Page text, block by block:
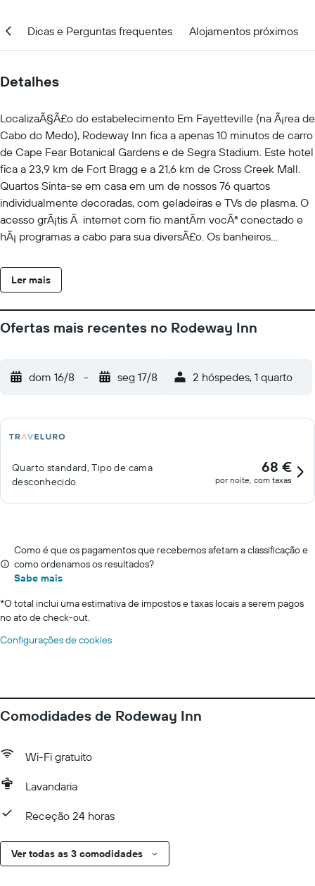
Dicas e Perguntas frequentes Alojamentos próximos
Detalhes
LocalizaÃ§Ã£o do estabelecimento Em Fayetteville (na Ã¡rea de
Cabo do Medo), Rodeway Inn fica a apenas 10 minutos de carro
de Cape Fear Botanical Gardens e de Segra Stadium. Este hotel
fica a 23,9 km de Fort Bragg e a 21,6 km de Cross Creek Mall.
Quartos Sinta-se em casa em um de nossos 76 quartos
individualmente decoradas, com geladeiras e TVs de plasma. O
acesso grÃ¡tis Ã internet com fio mantÃm vocÃª conectado e
hÃ¡ programas a cabo para sua diversÃ£o. Os banheiros
cortesia. As comodidades incluem ferros/tÃ¡buas de passar
roupa e serviÃ§o de massagem nos quartos, alÃm de telefones
oportunidades de recreaÃ§Ã£o, como uma piscina externa de
temporada, ou desfrute de outras comodidades, incluindo Wi-Fi
cortesia Ã servido diariamente, entre 6h00 e 9h30.
Ler mais
Ofertas mais recentes no Rodeway Inn
dom 16/8 - seg 17/8 2 hóspedes, 1 quarto
Quarto standard, Tipo de cama
desconhecido
68 €
por noite, com taxas
Como é que os pagamentos que recebemos afetam a classificação e
como ordenamos os resultados?
Sabe mais
*O total inclui uma estimativa de impostos e taxas locais a serem pagos
no ato de check-out.
Configurações de cookies
Comodidades de Rodeway Inn
Wi-Fi gratuito
Lavandaria
Receção 24 horas
Ver todas as 3 comodidades